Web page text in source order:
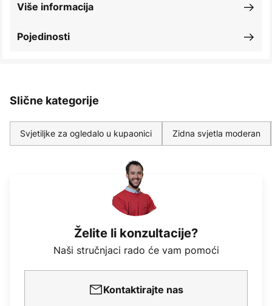
Pojedinosti
Više informacija
Slične kategorije
Svjetiljke za ogledalo u kupaonici Zidna svjetla moderan
Želite li konzultacije?
Naši stručnjaci rado će vam pomoći
Kontaktirajte nas